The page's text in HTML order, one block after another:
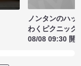
ノンタンのハッ
わくピクニック
08/08 09:30 開